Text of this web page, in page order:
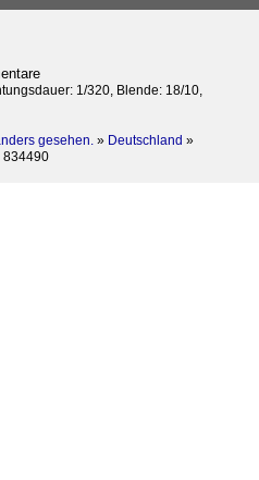
1/320, Blende: 18/10,
gesehen. » Deutschland »
834490